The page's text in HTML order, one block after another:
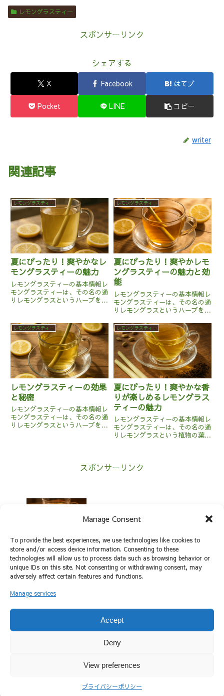
Manage Consent
To provide the best experiences, we use technologies like cookies to
store and/or access device information. Consenting to these
technologies will allow us to process data such as browsing behavior or
unique IDs on this site. Not consenting or withdrawing consent, may
adversely affect certain features and functions.
Manage services
Accept
Deny
View preferences
プライバシーポリシー
レモングラスティー
スポンサーリンク
シェアする
X Facebook はてブ
Pocket LINE コピー
writer
関連記事
レモングラスティー
夏にぴったり！爽やかなレ
モングラスティーの魅力
レモングラスティーの基本情報レ
モングラスティーは、その名の通
りレモングラスというハーブを用
で、特にインドや東南アジアで広
く栽培されています。この植物
は、爽やかなレモンに似た香りを
持っ...
レモングラスティー
夏にぴったり！爽やかレモ
ングラスティーの魅力と効
能
レモングラスティーの基本情報レ
モングラスティーは、その名の通
りレモングラスというハーブを使
ラスはイネ科の植物で、主に熱帯
地方で栽培されています。このハ
ーブは、レモンのような爽やかな
香りが特徴で、料理や飲み物に
広...
レモングラスティー
レモングラスティーの効果
と秘密
レモングラスティーの基本情報レ
モングラスティーは、その名の通
りレモングラスというハーブを用
ブは乾燥させた状態で販売され
レモングラスティー
夏にぴったり！爽やかな香
りが楽しめるレモングラス
ティーの魅力
レモングラスティーの基本情報レ
モングラスティーは、その名の通
りレモングラスという植物の葉を
とする熱帯地方で栽培されていま
スポンサーリンク
力
秋にぴったり！栗の香りが豊かな栗茶の
魅力
プライバシーポリシー
© 2025 TeaNote.